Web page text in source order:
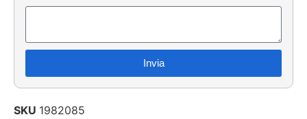
Invia
SKU 1982085